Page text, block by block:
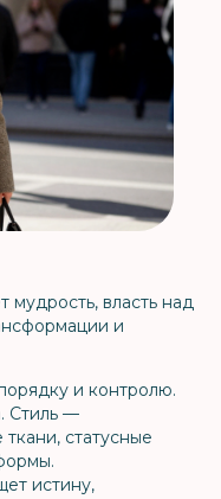
мудрость, власть над
и
и контролю.
Стиль —
статусные
истину,